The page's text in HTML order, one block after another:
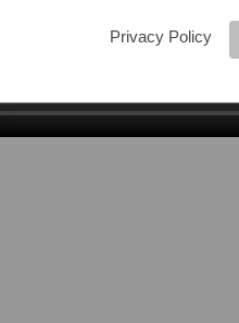
Privacy Policy